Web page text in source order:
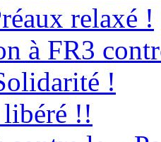
relaxé !
à FR3
!
!!